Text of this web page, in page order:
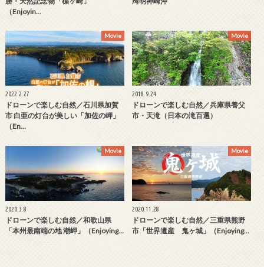
（Enjoyin…
Movie
2022.2.27
ドローンで楽しむ自然／石川県加賀
市 白亜の灯台が美しい「加佐の岬」
（En…
Movie
2018.9.24
ドローンで楽しむ自然／兵庫県養父
市・天滝（日本の滝百選）
Movie
2020.3.8
ドローンで楽しむ自然／和歌山県
「本州最南端の地 潮岬」（Enjoying…
Movie
2020.11.28
ドローンで楽しむ自然／三重県熊野
市「世界遺産 鬼ヶ城」（Enjoying…